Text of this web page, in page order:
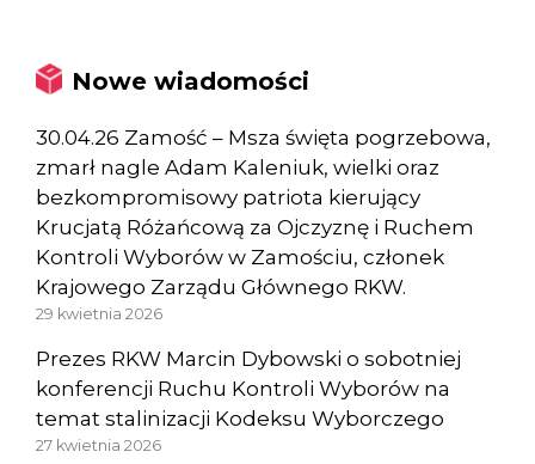
Nowe wiadomości
30.04.26 Zamość – Msza święta pogrzebowa,
zmarł nagle Adam Kaleniuk, wielki oraz
bezkompromisowy patriota kierujący
Krucjatą Różańcową za Ojczyznę i Ruchem
Kontroli Wyborów w Zamościu, członek
Krajowego Zarządu Głównego RKW.
29 kwietnia 2026
Prezes RKW Marcin Dybowski o sobotniej
konferencji Ruchu Kontroli Wyborów na
temat stalinizacji Kodeksu Wyborczego
27 kwietnia 2026